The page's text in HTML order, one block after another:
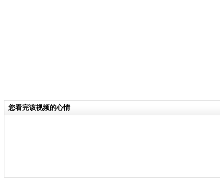
您看完该视频的心情